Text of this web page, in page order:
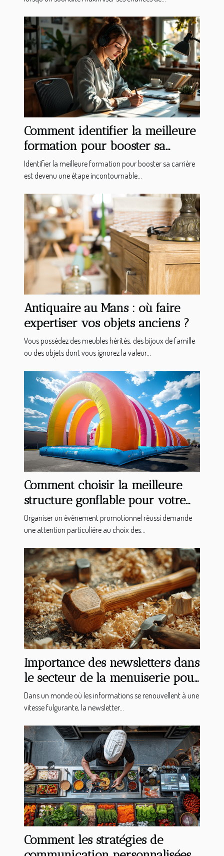
Comment identifier la meilleure
formation pour booster sa
carrière ?
Identifier la meilleure formation pour booster sa carrière
est devenu une étape incontournable...
Antiquaire au Mans : où faire
expertiser vos objets anciens ?
Vous possédez des meubles hérités, des bijoux de famille
ou des objets dont vous ignorez la valeur...
Comment choisir la meilleure
structure gonflable pour votre
événement promotionnel
Organiser un événement promotionnel réussi demande
une attention particulière au choix des...
Importance des newsletters dans
le secteur de la menuiserie pour
rester informé
Dans un monde où les informations se renouvellent à une
vitesse fulgurante, la newsletter...
Comment les stratégies de